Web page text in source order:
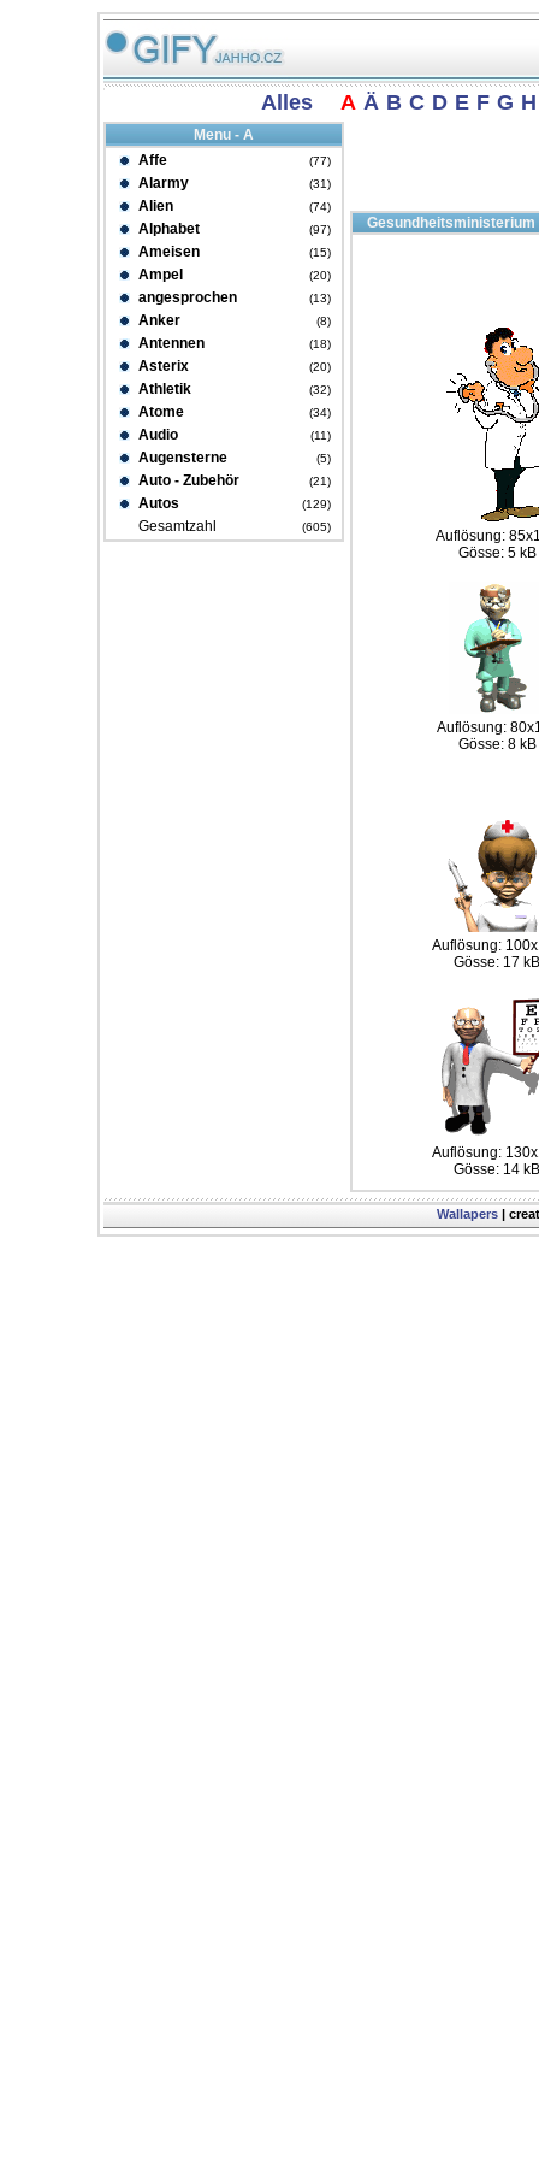
Alles A Ä B C D E F G H
Menu - A
Affe
(77)
Alarmy (31)
Alien (74)
Alphabet (97)
Ameisen (15)
Ampel (20)
angesprochen (13)
Anker (8)
Antennen (18)
Asterix (20)
Athletik (32)
Atome (34)
Audio (11)
Augensterne (5)
Auto - Zubehör (21)
Autos (129)
Gesamtzahl (605)
Gesundheitsministerium
Auflösung:
Gösse: 5 kB
Auflösung:
Gösse: 8 kB
Auflösung:
Gösse: 17 kB
Auflösung:
Gösse: 14 kB
Wallapers |